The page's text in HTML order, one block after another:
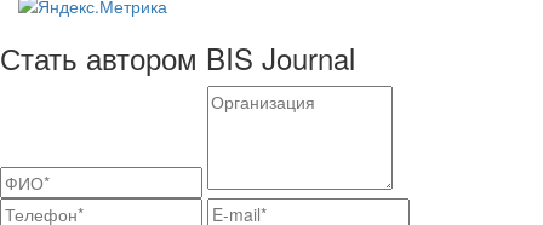
Стать автором BIS Journal